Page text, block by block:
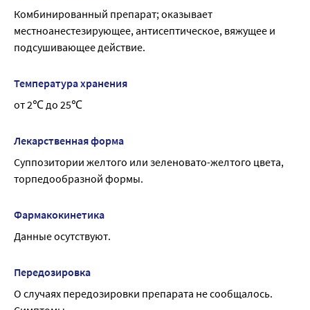
быстроты психомоторных реакций.
Комбинированный препарат; оказывает
местноанестезирующее, антисептическое, вяжущее и
подсушивающее действие.
Температура хранения
от 2℃ до 25℃
Лекарственная форма
Суппозитории желтого или зеленовато-желтого цвета,
торпедообразной формы.
Фармакокинетика
Данные осутствуют.
Передозировка
О случаях передозировки препарата не сообщалось.